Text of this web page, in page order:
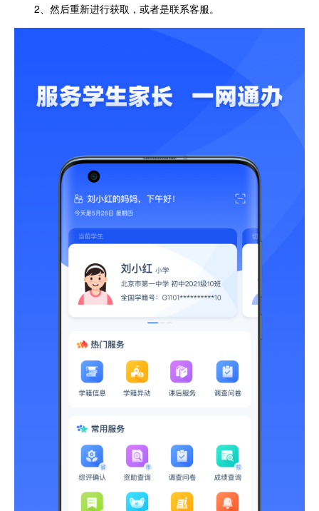
2、然后重新进行获取，或者是联系客服。